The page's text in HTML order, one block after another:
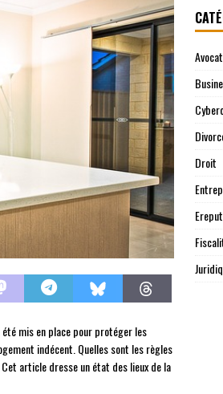
mis en place pour protéger les
indécent. Quelles sont les règles
article dresse un état des lieux de la
Avocat
Droit